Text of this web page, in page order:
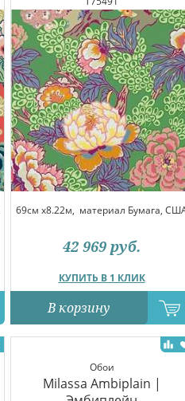
69см x8.22м, материал Бумага,
КУПИТЬ В 1 КЛИК
42 969 руб.
В корзину
Обои
Milassa Ambiplain |